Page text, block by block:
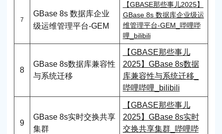
7
GBase 8s 数据库企业
级运维管理平台-GEM
【GBASE那些事儿2025】
GBase 8s 数据库企业级运
维管理平台-GEM_哔哩哔
哩_bilibili
8
GBase 8s数据库兼容性
与系统迁移
【GBASE那些事儿
2025】GBase 8s数据
库兼容性与系统迁移_
哔哩哔哩_bilibili
9
GBase 8s实时交换共享
集群
【GBASE那些事儿
2025】GBase 8s实时
交换共享集群_哔哩哔